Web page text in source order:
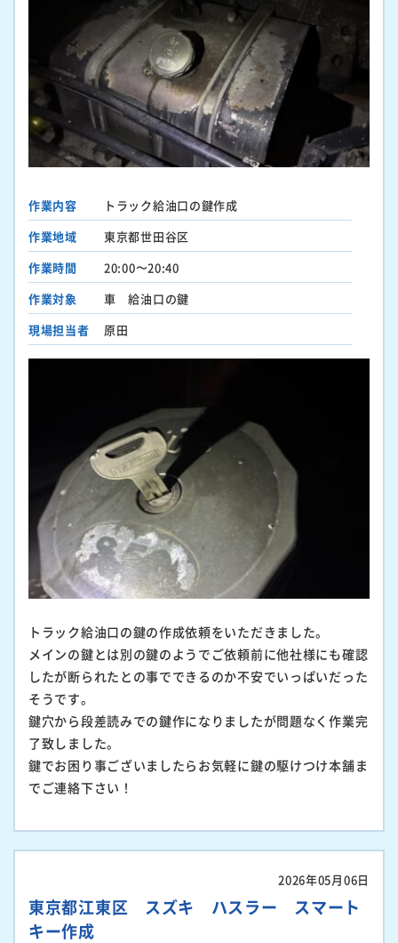
作業内容
トラック給油口の鍵作成
作業地域
東京都世田谷区
作業時間
20:00〜20:40
作業対象
車 給油口の鍵
現場担当者
原田
トラック給油口の鍵の作成依頼をいただきました。
メインの鍵とは別の鍵のようでご依頼前に他社様にも確認
したが断られたとの事でできるのか不安でいっぱいだった
そうです。
鍵穴から段差読みでの鍵作になりましたが問題なく作業完
了致しました。
鍵でお困り事ございましたらお気軽に鍵の駆けつけ本舗ま
でご連絡下さい！
2026年05月06日
東京都江東区 スズキ ハスラー スマート
キー作成